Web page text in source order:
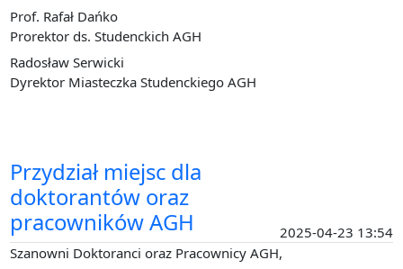
Prof. Rafał Dańko
Prorektor ds. Studenckich AGH
Radosław Serwicki
Dyrektor Miasteczka Studenckiego AGH
Przydział miejsc dla
doktorantów oraz
pracowników AGH
2025-04-23 13:54
Szanowni Doktoranci oraz Pracownicy AGH,